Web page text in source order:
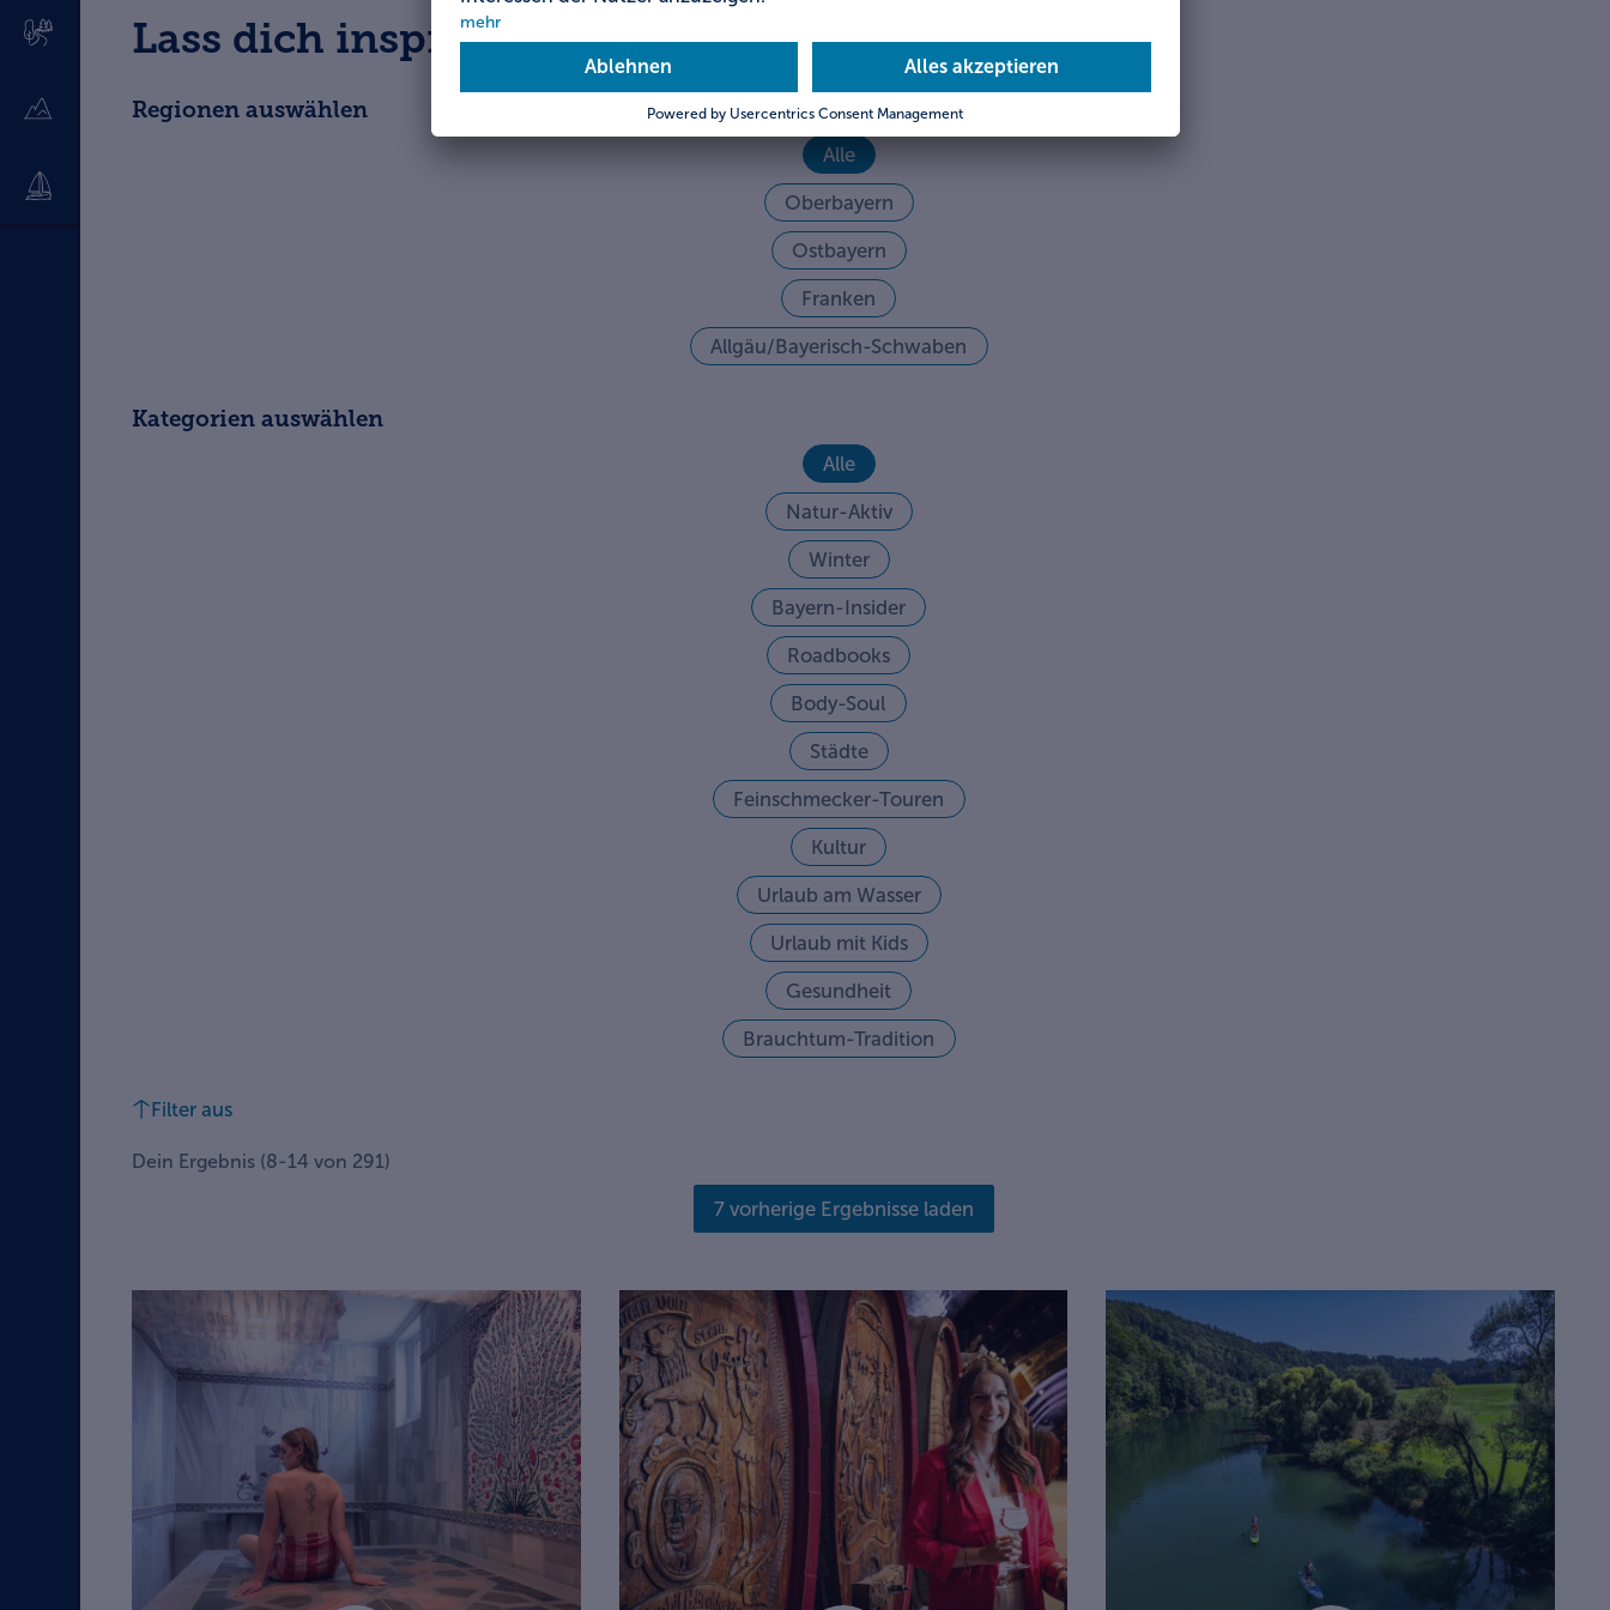
Lass dich inspirieren!
Regionen auswählen
Alle
Oberbayern
Ostbayern
Franken
Allgäu/Bayerisch-Schwaben
Kategorien auswählen
Alle
Natur-Aktiv
Winter
Bayern-Insider
Roadbooks
Body-Soul
Städte
Feinschmecker-Touren
Kultur
Urlaub am Wasser
Urlaub mit Kids
Gesundheit
Brauchtum-Tradition
Filter aus
Dein Ergebnis (8-14 von 291)
7 vorherige Ergebnisse laden